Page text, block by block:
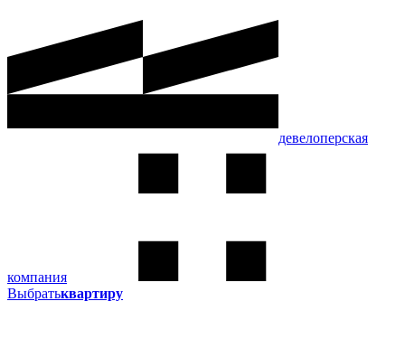
девелоперская
компания
Выбратьквартиру